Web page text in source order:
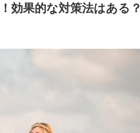
効果的な対策法はある？